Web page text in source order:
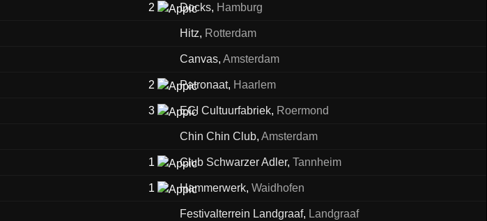
2 Docks, Hamburg
Hitz, Rotterdam
Canvas, Amsterdam
2 Patronaat, Haarlem
3 ECI Cultuurfabriek, Roermond
Chin Chin Club, Amsterdam
1 Club Schwarzer Adler, Tannheim
1 Hammerwerk, Waidhofen
Festivalterrein Landgraaf, Landgraaf